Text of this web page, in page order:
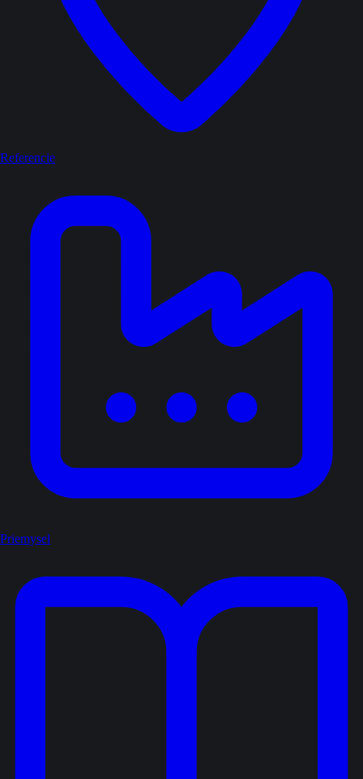
Referencie
Priemysel